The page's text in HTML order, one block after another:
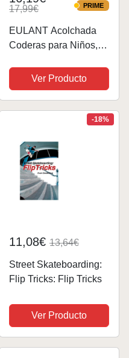
17,99€ PRIME
PRIME
EULANT Acolchada
Coderas para Niños,
Codo para Baile Fútbol
Voleibol Baloncesto
Ciclismo Patinetes
Skateboarding, Negro
Ver Producto
-18%
11,08€ 13,64€
Street Skateboarding:
Flip Tricks: Flip Tricks
Ver Producto